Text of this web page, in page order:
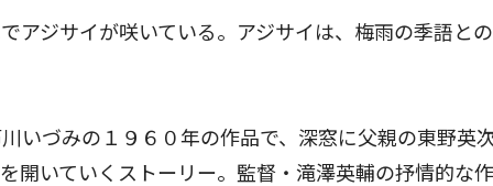
ジサイが咲いている。アジサイは、梅雨の季語と
づみの１９６０年の作品で、深窓に父親の東野英
開いていくストーリー。監督・滝澤英輔の抒情的な